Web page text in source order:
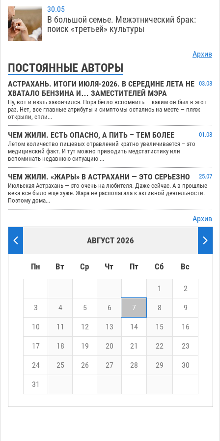
30.05
В большой семье. Межэтнический брак:
поиск «третьей» культуры
Архив
ПОСТОЯННЫЕ АВТОРЫ
АСТРАХАНЬ. ИТОГИ ИЮЛЯ-2026. В СЕРЕДИНЕ ЛЕТА НЕ
ХВАТАЛО БЕНЗИНА И… ЗАМЕСТИТЕЛЕЙ МЭРА
03.08
Ну, вот и июль закончился. Пора бегло вспомнить — каким он был в этот
раз. Нет, все главные атрибуты и симптомы остались на месте — пляж
открыли, спли...
ЧЕМ ЖИЛИ. ЕСТЬ ОПАСНО, А ПИТЬ – ТЕМ БОЛЕЕ
01.08
Летом количество пищевых отравлений кратно увеличивается – это
медицинский факт. И тут можно приводить медстатистику или
вспоминать недавнюю ситуацию ...
ЧЕМ ЖИЛИ. «ЖАРЫ» В АСТРАХАНИ — ЭТО СЕРЬЕЗНО
25.07
Июльская Астрахань — это очень на любителя. Даже сейчас. А в прошлые
века все было еще хуже. Жара не располагала к активной деятельности.
Поэтому дома...
Архив
АВГУСТ 2026
Пн Вт Ср Чт Пт Сб Вс
1 2
3 4 5 6 7 8 9
10 11 12 13 14 15 16
17 18 19 20 21 22 23
24 25 26 27 28 29 30
31